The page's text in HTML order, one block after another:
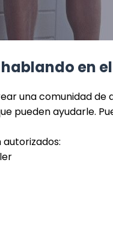
hablando en
una comunidad
pueden ayudarle.